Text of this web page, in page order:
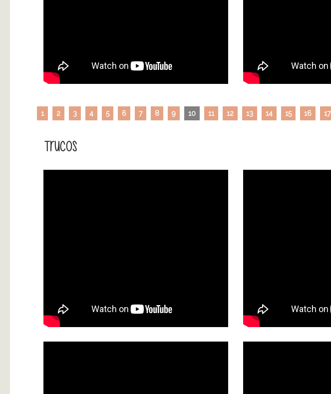
1 2 3 4 5 6 7 8 9 10 11 12 13 14 15 16 17
Trucos